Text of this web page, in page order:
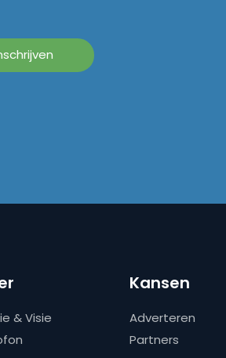
& Visie
Kansen
Adverteren
Partners